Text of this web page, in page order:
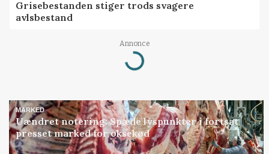
Grisebestanden stiger trods svagere
avlsbestand
Annonce
Loading...
MARKED
Uændret notering: Spæde lyspunkter i fortsat
presset marked for oksekød